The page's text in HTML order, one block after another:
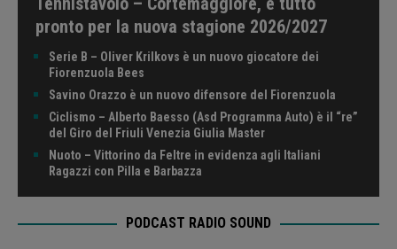
pronto per la nuova stagione 2026/2027
Serie B – Oliver Krilkovs è un nuovo giocatore dei
Fiorenzuola Bees
Savino Orazzo è un nuovo difensore del Fiorenzuola
Ciclismo – Alberto Baesso (Asd Programma Auto) è il “re”
del Giro del Friuli Venezia Giulia Master
Nuoto – Vittorino da Feltre in evidenza agli Italiani
Ragazzi con Pilla e Barbazza
PODCAST RADIO SOUND